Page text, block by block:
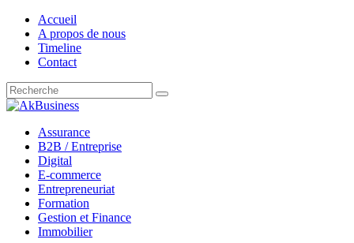
Accueil
A propos de nous
Timeline
Contact
Assurance
B2B / Entreprise
Digital
E-commerce
Entrepreneuriat
Formation
Gestion et Finance
Immobilier